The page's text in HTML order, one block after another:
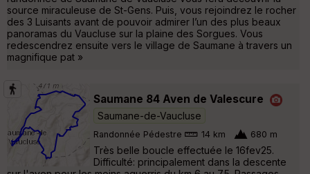
source miraculeuse de St-Gens. Puis, vous rejoindrez le rocher
des 3 Luisants avant de pouvoir admirer l’un des plus beaux
panoramas du Vaucluse sur la plaine des Sorgues. Vous
redescendrez ensuite vers le village de Saumane à travers un
magnifique pat »
Saumane 84 Aven de Valescure
Saumane-de-Vaucluse
Randonnée Pédestre 14 km 680 m
Très belle boucle effectuée le 16fev25.
Difficulté: principalement dans la descente